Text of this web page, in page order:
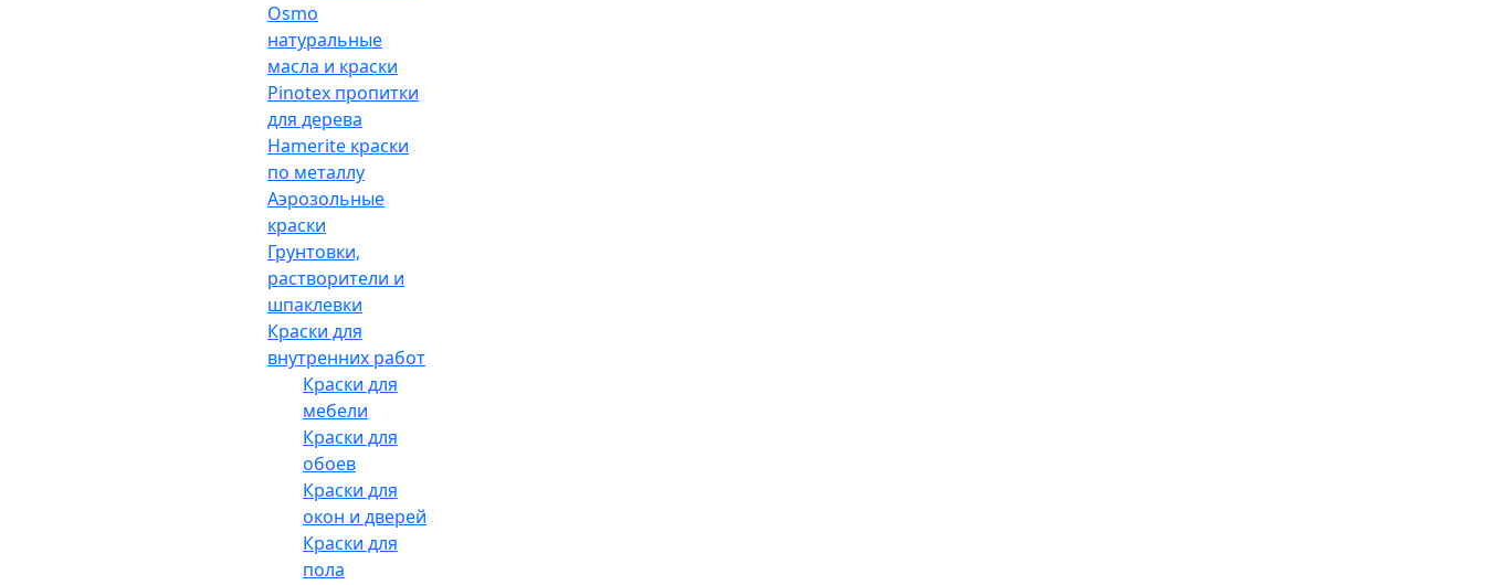
Osmo
натуральные
масла и краски
Pinotex пропитки
для дерева
Hamerite краски
по металлу
Аэрозольные
краски
Грунтовки,
растворители и
шпаклевки
Краски для
внутренних работ
Краски для
мебели
Краски для
обоев
Краски для
окон и дверей
Краски для
пола